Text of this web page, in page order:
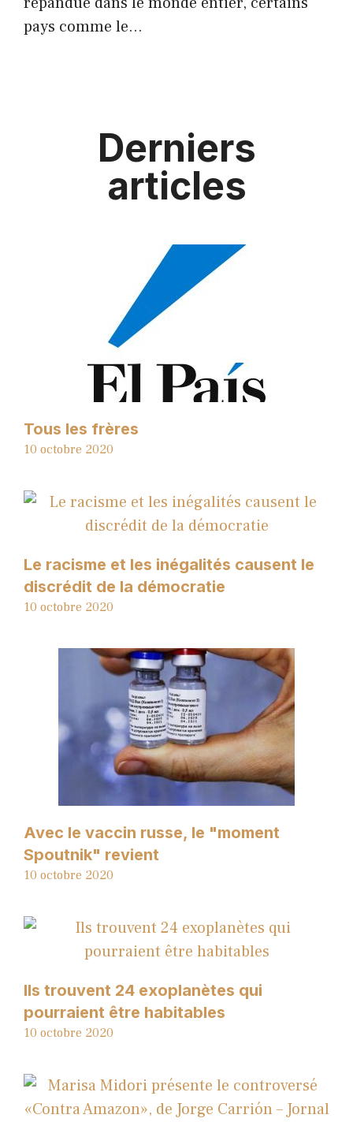
pays comme le…
Derniers
articles
Tous les frères
10 octobre 2020
Le racisme et les inégalités causent le
discrédit de la démocratie
10 octobre 2020
Avec le vaccin russe, le "moment
Spoutnik" revient
10 octobre 2020
Ils trouvent 24 exoplanètes qui
pourraient être habitables
10 octobre 2020